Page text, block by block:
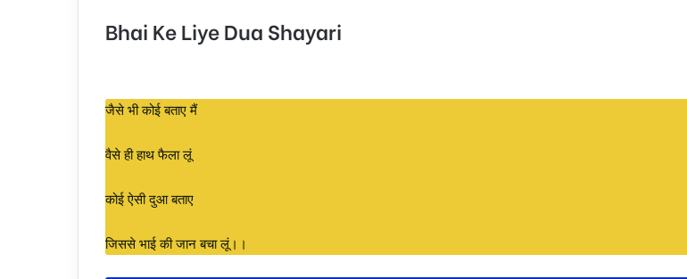
Bhai Ke Liye Dua Shayari
जैसे भी कोई बताए मैं
वैसे ही हाथ फैला लूं
कोई ऐसी दुआ बताए
जिससे भाई की जान बचा लूं।।